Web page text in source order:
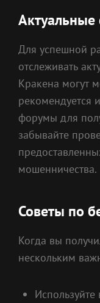
Актуальные
Для успешной
отслеживать
Кракена могут
рекомендуется
форумы для
забывайте
мошенничества.
Советы по
Когда вы
нескольким
Используйте